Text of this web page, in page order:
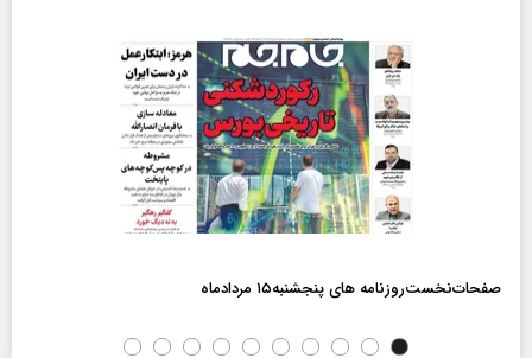
صفحات‌نخست‌روزنامه ها‌ی پنجشنبه‌۱۵ مردادماه